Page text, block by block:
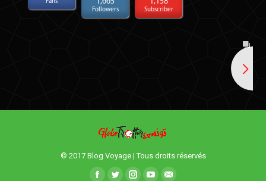
Followers Subscriber
© 2017 Blog Voyage | Tous droits réservés